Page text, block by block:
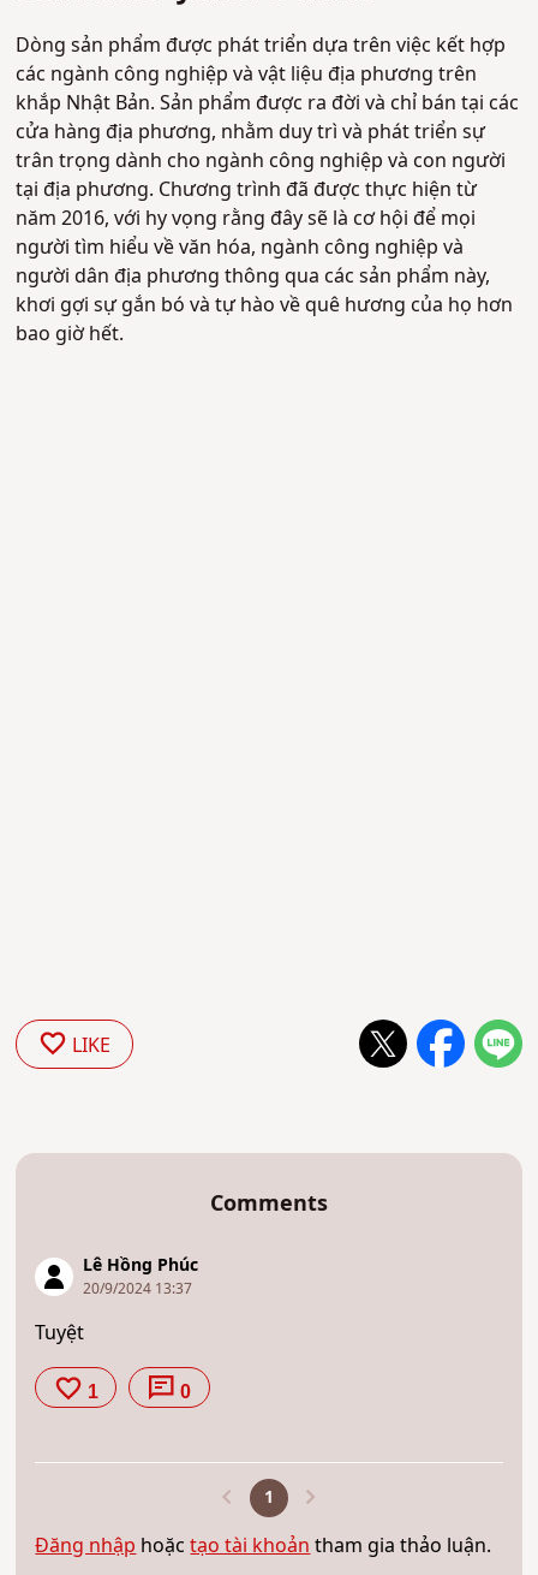
Dòng sản phẩm được phát triển dựa trên việc kết hợp
các ngành công nghiệp và vật liệu địa phương trên
khắp Nhật Bản. Sản phẩm được ra đời và chỉ bán tại các
cửa hàng địa phương, nhằm duy trì và phát triển sự
trân trọng dành cho ngành công nghiệp và con người
tại địa phương. Chương trình đã được thực hiện từ
năm 2016, với hy vọng rằng đây sẽ là cơ hội để mọi
người tìm hiểu về văn hóa, ngành công nghiệp và
người dân địa phương thông qua các sản phẩm này,
khơi gợi sự gắn bó và tự hào về quê hương của họ hơn
bao giờ hết.
LIKE
Comments
Lê Hồng Phúc
20/9/2024 13:37
Tuyệt
1 0
1
Đăng nhậphoặctạo tài khoảntham gia thảo luận.